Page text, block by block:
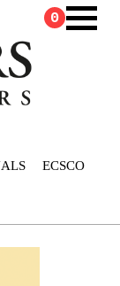
ECSCO
0